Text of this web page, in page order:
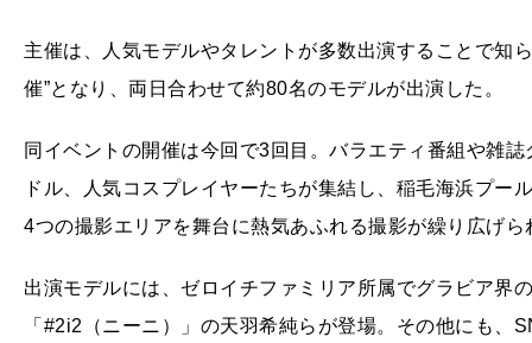
主催は、人気モデルやタレントが多数出演することで知
催”となり、両日合わせて約80名のモデルが出演した。
同イベントの開催は今回で3回目。バラエティ番組や雑
ドル、人気コスプレイヤーたちが集結し、稲毛海浜プー
4つの撮影エリアを舞台に熱気あふれる撮影が繰り広げら
出演モデルには、ゼロイチファミリア所属でグラビア界
「#2i2（ニーニ）」の天羽希純らが登場。その他にも